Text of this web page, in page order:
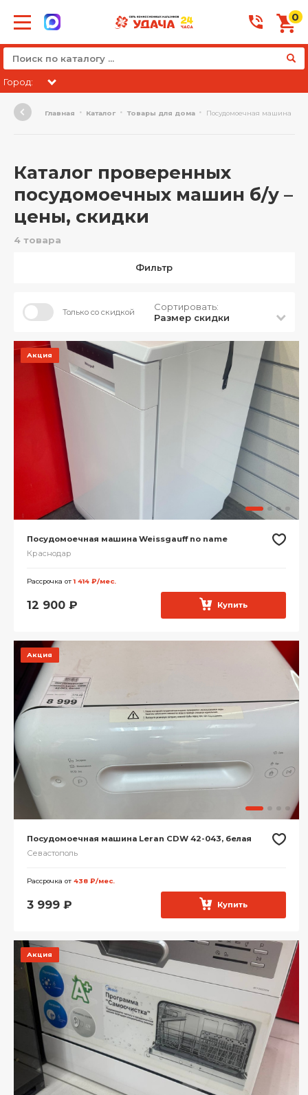
0
Город:
Главная Каталог Товары для дома Посудомоечная машина
Каталог проверенных
посудомоечных машин б/у –
цены, скидки
4 товара
Фильтр
Только со скидкой
Сортировать:
Размер скидки
Акция
Посудомоечная машина Weissgauff no name
Краснодар
Рассрочка от1 414 ₽/мес.
12 900 ₽ Купить
Акция
Посудомоечная машина Leran CDW 42-043, белая
Севастополь
Рассрочка от 438 ₽/мес.
3 999 ₽ Купить
Акция